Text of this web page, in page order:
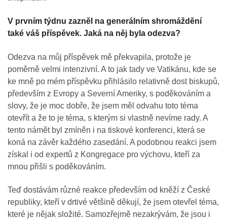
V prvním týdnu zazněl na generálním shromáždění
také váš příspěvek. Jaká na něj byla odezva?
Odezva na můj příspěvek mě překvapila, protože je
poměrně velmi intenzivní. A to jak tady ve Vatikánu, kde se
ke mně po mém příspěvku přihlásilo relativně dost biskupů,
především z Evropy a Severní Ameriky, s poděkováním a
slovy, že je moc dobře, že jsem měl odvahu toto téma
otevřít a že to je téma, s kterým si vlastně nevíme rady. A
tento námět byl zmíněn i na tiskové konferenci, která se
koná na závěr každého zasedání. A podobnou reakci jsem
získal i od expertů z Kongregace pro výchovu, kteří za
mnou přišli s poděkováním.
Teď dostávám různé reakce především od kněží z České
republiky, kteří v drtivé většině děkují, že jsem otevřel téma,
které je nějak složité. Samozřejmě nezakrývám, že jsou i